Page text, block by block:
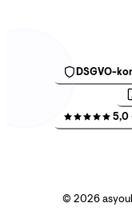
DSGVO-
5,0
© 2026